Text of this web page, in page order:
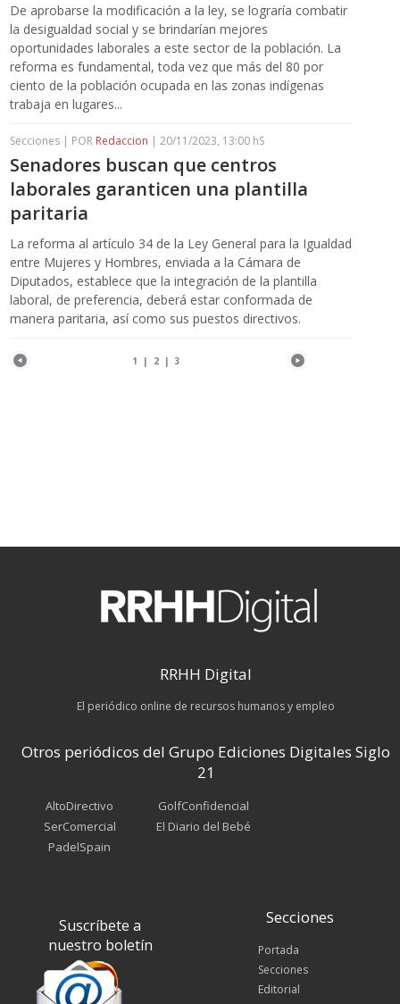
De aprobarse la modificación a la ley, se lograría combatir
la desigualdad social y se brindarían mejores
oportunidades laborales a este sector de la población. La
reforma es fundamental, toda vez que más del 80 por
ciento de la población ocupada en las zonas indígenas
trabaja en lugares...
Secciones | POR Redaccion | 20/11/2023, 13:00 hS
Senadores buscan que centros
laborales garanticen una plantilla
paritaria
La reforma al artículo 34 de la Ley General para la Igualdad
entre Mujeres y Hombres, enviada a la Cámara de
Diputados, establece que la integración de la plantilla
laboral, de preferencia, deberá estar conformada de
manera paritaria, así como sus puestos directivos.
1 | 2 |3
RRHH Digital
El periódico online de recursos humanos y empleo
Otros periódicos del Grupo Ediciones Digitales Siglo
21
AltoDirectivo
SerComercial
PadelSpain
GolfConfidencial
El Diario del Bebé
Suscríbete a
nuestro boletín
Secciones
Portada
Secciones
Editorial